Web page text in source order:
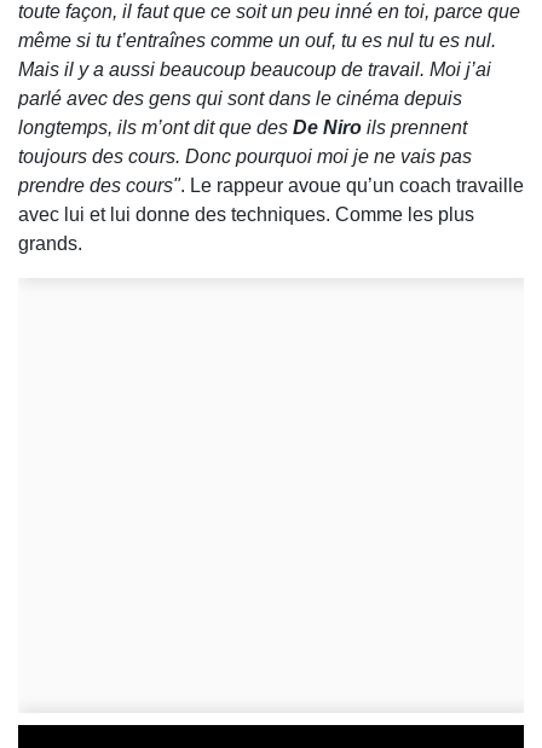
toute façon, il faut que ce soit un peu inné en toi, parce que
même si tu t’entraînes comme un ouf, tu es nul tu es nul.
Mais il y a aussi beaucoup beaucoup de travail. Moi j’ai
parlé avec des gens qui sont dans le cinéma depuis
longtemps, ils m’ont dit que des De Niro ils prennent
toujours des cours. Donc pourquoi moi je ne vais pas
prendre des cours". Le rappeur avoue qu’un coach travaille
avec lui et lui donne des techniques. Comme les plus
grands.